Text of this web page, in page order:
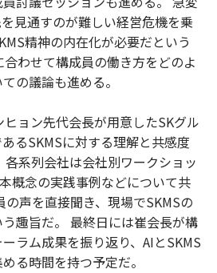
見通すのが難しい経営危機を乗
精神の内在化が必要だという
わせて構成員の働き方をどのよ
の議論も進める。
ョン先代会長が用意したSKグル
るSKMSに対する理解と共感度
系列会社は会社別ワークショッ
概念の実践事例などについて共
声を直接聞き、現場でSKMSの
趣旨だ。 最終日には崔会長が構
ラム成果を振り返り、AIとSKMS
る時間を持つ予定だ。